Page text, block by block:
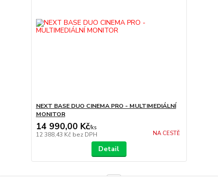
NEXT BASE DUO CINEMA PRO - MULTIMEDIÁLNÍ
MONITOR
14 990,00 Kč/ks
12 388,43 Kč bez DPH NA CESTĚ
Detail